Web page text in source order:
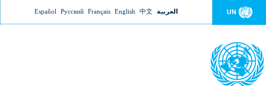
Jump to navigation UN العربية 中文
English
Français
Русский
Español